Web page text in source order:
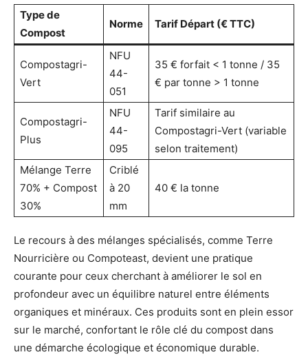
Type de
Compost
Norme Tarif Départ (€ TTC)
Compostagri-
Vert
NFU
44-
051
35 € forfait < 1 tonne / 35
€ par tonne > 1 tonne
Compostagri-
Plus
NFU
44-
095
Tarif similaire au
Compostagri-Vert (variable
selon traitement)
Mélange Terre
70% + Compost
30%
Criblé
à 20
mm
40 € la tonne
Le recours à des mélanges spécialisés, comme Terre
Nourricière ou Compoteast, devient une pratique
courante pour ceux cherchant à améliorer le sol en
profondeur avec un équilibre naturel entre éléments
organiques et minéraux. Ces produits sont en plein essor
sur le marché, confortant le rôle clé du compost dans
une démarche écologique et économique durable.